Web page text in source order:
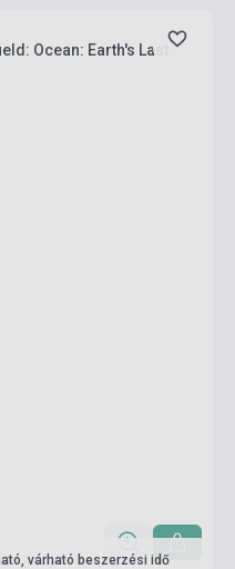
Ocean: Earth's Last
várható beszerzési idő